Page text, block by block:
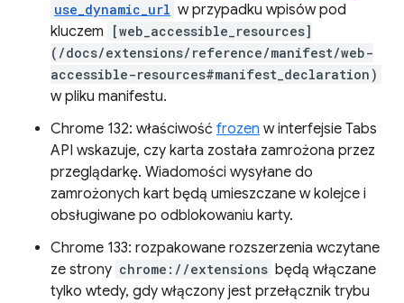
use_dynamic_url w przypadku wpisów pod
kluczem
[web_accessible_resources]
(/docs/extensions/reference/manifest/web-
accessible-resources#manifest_declaration)
w pliku manifestu.
Chrome 132: właściwość frozen w interfejsie Tabs
API wskazuje, czy karta została zamrożona przez
przeglądarkę. Wiadomości wysyłane do
zamrożonych kart będą umieszczane w kolejce i
obsługiwane po odblokowaniu karty.
Chrome 133: rozpakowane rozszerzenia wczytane
ze strony chrome://extensions będą włączane
tylko wtedy, gdy włączony jest przełącznik trybu